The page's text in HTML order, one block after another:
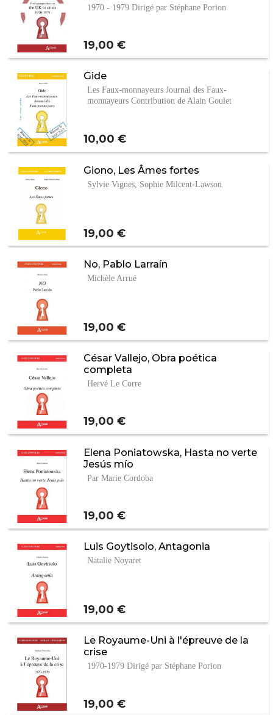
1970 - 1979 Dirigé par Stéphane Porion
Prix
19,00 €
Gide
Les Faux-monnayeurs Journal des Faux-
monnayeurs Contribution de Alain Goulet
Prix
10,00 €
Giono, Les Âmes fortes
Sylvie Vignes, Sophie Milcent-Lawson
Prix
19,00 €
No, Pablo Larraín
Michèle Arrué
Prix
19,00 €
César Vallejo, Obra poética
completa
Hervé Le Corre
Prix
19,00 €
Elena Poniatowska, Hasta no verte
Jesús mío
Par Marie Cordoba
Prix
19,00 €
Luis Goytisolo, Antagonia
Natalie Noyaret
Prix
19,00 €
Le Royaume-Uni à l'épreuve de la
crise
1970-1979 Dirigé par Stéphane Porion
Prix
19,00 €